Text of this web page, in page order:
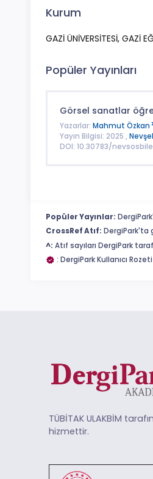
Kurum
GAZİ ÜNİVERSİTESİ, GAZİ
Popüler Yayınları
Görsel sanatlar
Yazarlar: Mahmut Özkan
Yayın Bilgisi: 2025 ,
DOI: 10.30783/
Popüler Yayınlar:
CrossRef Atıf: DergiPark'ta
^: Atıf sayıları DergiPark
: DergiPark Kullanıcı
TÜBİTAK ULAKBİM
hizmettir.